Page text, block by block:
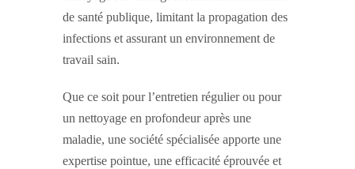
de santé publique, limitant la propagation des
infections et assurant un environnement de
travail sain.
Que ce soit pour l’entretien régulier ou pour
un nettoyage en profondeur après une
maladie, une société spécialisée apporte une
expertise pointue, une efficacité éprouvée et